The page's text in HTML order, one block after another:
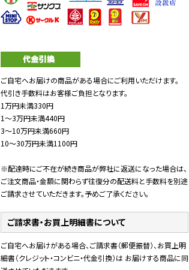
ご自宅へお届けの商品がある場合にご利用いただけます。
代引き手数料はお客様ご負担となります。
1万円未満330円
1～3万円未満440円
3～10万円未満660円
10～30万円未満1100円
※配達時にご不在が続き商品が弊社に返送になった場合は、
ご注文商品・金額に関わらず往復分の配送料と手数料を別途
ご請求させていただきます。予めご了承ください。
ご請求書・お買上明細書について
ご自宅へお届けがある場合、ご請求書（郵便振替）、お買上明
細書（クレジット・コンビニ・代金引換）は お届けする商品に同